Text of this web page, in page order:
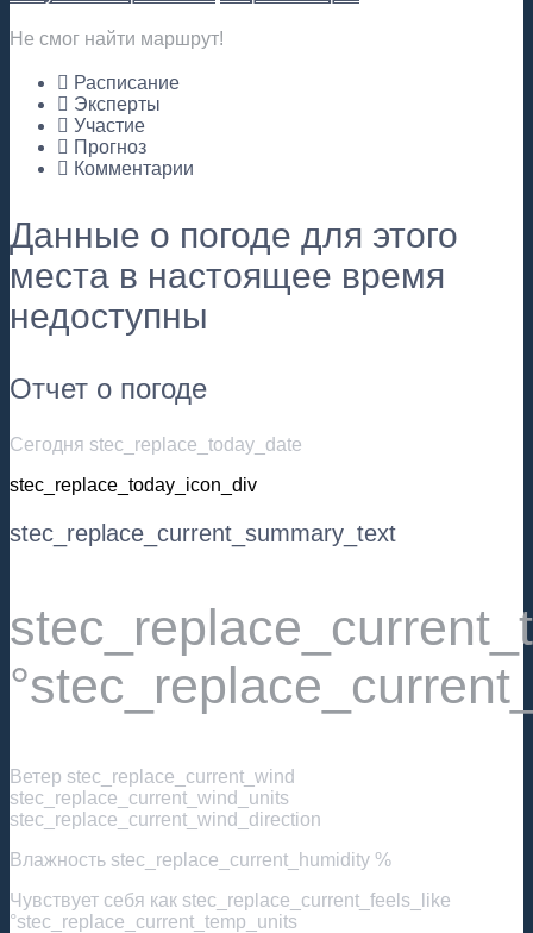
Не смог найти маршрут!
Расписание
Эксперты
Участие
Прогноз
Комментарии
Данные о погоде для этого
места в настоящее время
недоступны
Отчет о погоде
Сегодня stec_replace_today_date
stec_replace_today_icon_div
stec_replace_current_summary_text
Ветер stec_replace_current_wind
stec_replace_current_wind_units
stec_replace_current_wind_direction
Влажность stec_replace_current_humidity %
Чувствует себя как stec_replace_current_feels_like
°stec_replace_current_temp_units